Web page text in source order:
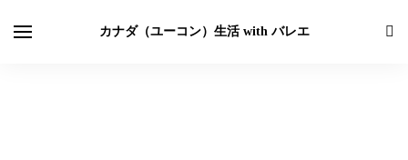
カナダ（ユーコン）生活 with バレエ